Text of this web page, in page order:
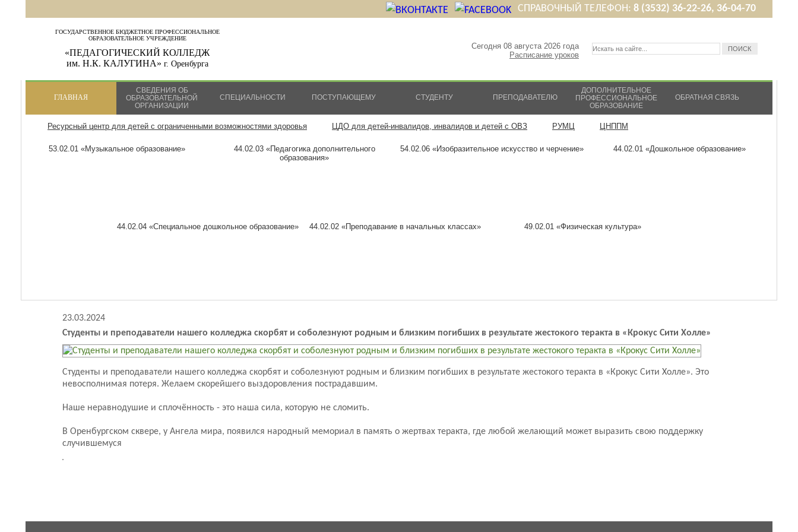
СПРАВОЧНЫЙ ТЕЛЕФОН: 8 (3532) 36-22-26, 36-04-70
ГОСУДАРСТВЕННОЕ БЮДЖЕТНОЕ ПРОФЕССИОНАЛЬНОЕ
ОБРАЗОВАТЕЛЬНОЕ УЧРЕЖДЕНИЕ
«ПЕДАГОГИЧЕСКИЙ КОЛЛЕДЖ
им. Н.К. КАЛУГИНА» г. Оренбурга
Сегодня 08 августа 2026 года
Расписание уроков
ГЛАВНАЯ
СВЕДЕНИЯ ОБ
ОБРАЗОВАТЕЛЬНОЙ
ОРГАНИЗАЦИИ
СПЕЦИАЛЬНОСТИ ПОСТУПАЮЩЕМУ СТУДЕНТУ ПРЕПОДАВАТЕЛЮ
ДОПОЛНИТЕЛЬНОЕ
ПРОФЕССИОНАЛЬНОЕ
ОБРАЗОВАНИЕ
ОБРАТНАЯ СВЯЗЬ
Ресурсный центр для детей с ограниченными возможностями здоровья ЦДО для детей-инвалидов, инвалидов и детей с ОВЗ РУМЦ ЦНППМ
53.02.01 «Музыкальное образование»
44.02.03 «Педагогика дополнительного
образования»
54.02.06 «Изобразительное искусство и черчение» 44.02.01 «Дошкольное образование»
44.02.04 «Специальное дошкольное образование» 44.02.02 «Преподавание в начальных классах» 49.02.01 «Физическая культура»
23.03.2024
Студенты и преподаватели нашего колледжа скорбят и соболезнуют родным и близким погибших в результате жестокого теракта в «Крокус Сити Холле»
Студенты и преподаватели нашего колледжа скорбят и соболезнуют родным и близким погибших в результате жестокого теракта в «Крокус Сити Холле». Это
невосполнимая потеря. Желаем скорейшего выздоровления пострадавшим.
Наше неравнодушие и сплочённость - это наша сила, которую не сломить.
В Оренбургском сквере, у Ангела мира, появился народный мемориал в память о жертвах теракта, где любой желающий может выразить свою поддержку
случившемуся